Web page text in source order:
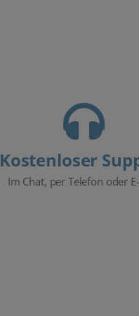
Kostenloser
Im Chat, per Telefon oder